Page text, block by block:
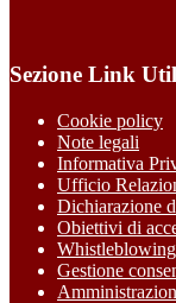
Sezione Link
Cookie policy
Note legali
Informativa
Ufficio
Dichiarazione
Obiettivi di
Whistleblowing
Gestione